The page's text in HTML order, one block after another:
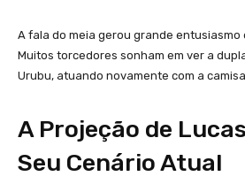
A fala do meia gerou grande
Muitos torcedores sonham em ver a
Urubu, atuando novamente com a
A Projeção de
Seu Cenário Atual